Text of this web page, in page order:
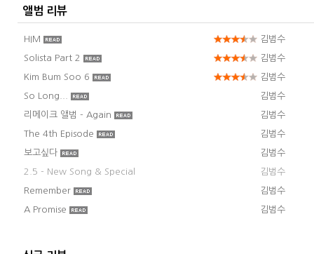
앨범 리뷰
HIM 김범수
Solista Part 2 김범수
Kim Bum Soo 6 김범수
So Long... 김범수
리메이크 앨범 - Again 김범수
The 4th Episode 김범수
보고싶다 김범수
2.5 - New Song & Special 김범수
Remember 김범수
A Promise 김범수